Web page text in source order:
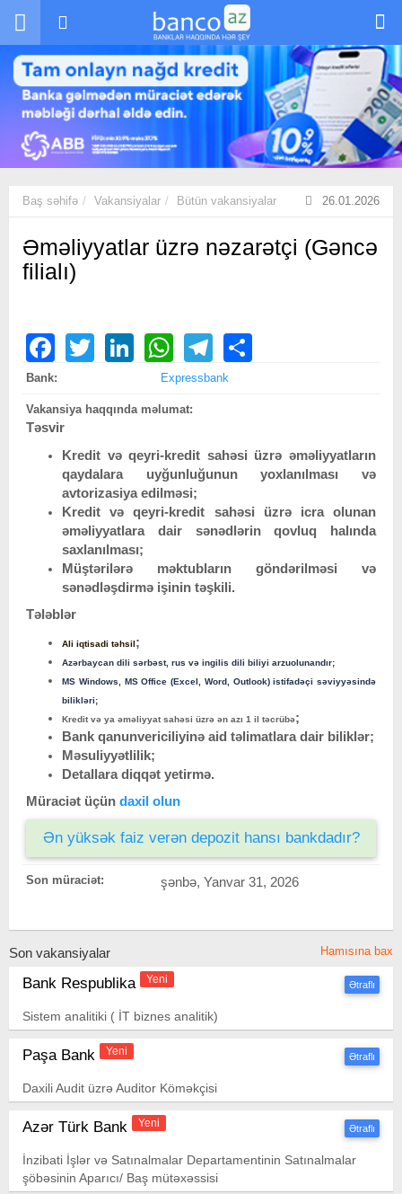
Skip to main content
Baş səhifə Vakansiyalar Bütün vakansiyalar 26.01.2026
Əməliyyatlar üzrə nəzarətçi (Gəncə
filialı)
FacebookTwitter LinkedIn WhatsAppTelegram
Bank: Expressbank
Vakansiya haqqında məlumat:
Təsvir
Kredit və qeyri-kredit sahəsi üzrə əməliyyatların
qaydalara uyğunluğunun yoxlanılması və
avtorizasiya edilməsi;
Kredit və qeyri-kredit sahəsi üzrə icra olunan
əməliyyatlara dair sənədlərin qovluq halında
saxlanılması;
Müştərilərə məktubların göndərilməsi və
sənədləşdirmə işinin təşkili.
Tələblər
Ali iqtisadi təhsil ;
Azərbaycan dili sərbəst, rus və ingilis dili biliyi arzuolunandır;
MS Windows, MS Office (Excel, Word, Outlook) istifadəçi səviyyəsində
bilikləri;
Kredit və ya əməliyyat sahəsi üzrə ən azı 1 il təcrübə;
Bank qanunvericiliyinə aid təlimatlara dair biliklər;
Məsuliyyətlilik;
Detallara diqqət yetirmə.
Müraciət üçün daxil olun
Ən yüksək faiz verən depozit hansı bankdadır?
Son müraciət: şənbə, Yanvar 31, 2026
Son vakansiyalar Hamısına bax
Bank Respublika Yeni Ətraflı
Sistem analitiki ( İT biznes analitik)
Paşa Bank Yeni Ətraflı
Daxili Audit üzrə Auditor Köməkçisi
Azər Türk Bank Yeni Ətraflı
İnzibati İşlər və Satınalmalar Departamentinin Satınalmalar
şöbəsinin Aparıcı/ Baş mütəxəssisi